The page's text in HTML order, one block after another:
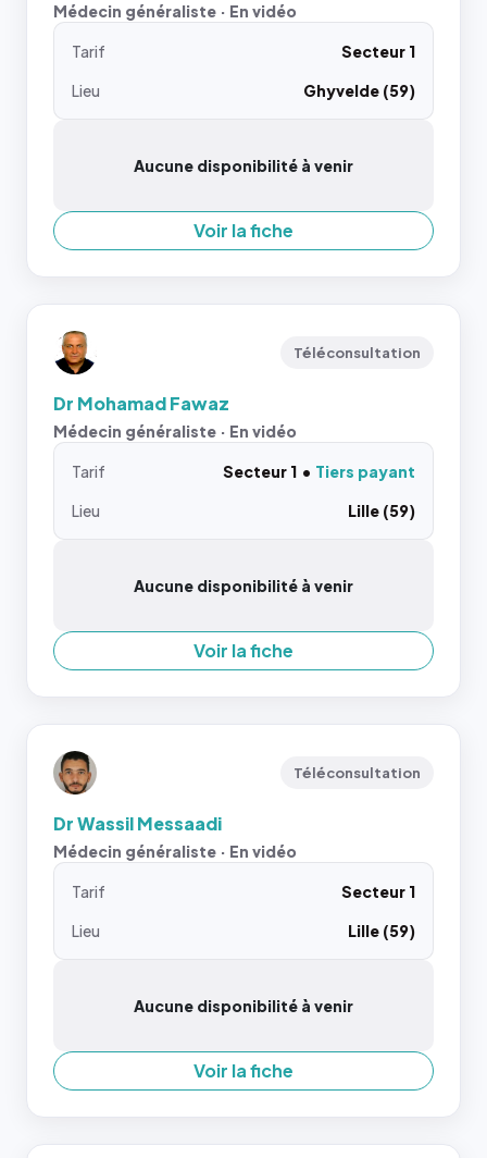
Médecin généraliste · En vidéo
Tarif
Secteur 1
Lieu
Ghyvelde (59)
Aucune disponibilité à venir
Voir la fiche
Téléconsultation
Dr Mohamad Fawaz
Médecin généraliste · En vidéo
Tarif Secteur 1
Tiers payant
Lieu
Lille (59)
Aucune disponibilité à venir
Voir la fiche
Téléconsultation
Dr Wassil Messaadi
Médecin généraliste · En vidéo
Tarif
Secteur 1
Lieu
Lille (59)
Aucune disponibilité à venir
Voir la fiche